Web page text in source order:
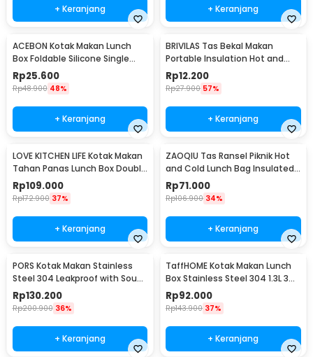
+ Keranjang + Keranjang
ACEBON Kotak Makan Lunch
Box Foldable Silicone Single
Layer 550ml - ACB55
Rp25.600
Rp48.900 48%
+ Keranjang
BRIVILAS Tas Bekal Makan
Portable Insulation Hot and
Cold Lunch Bag - EI23
Rp12.200
Rp27.900 57%
+ Keranjang
LOVE KITCHEN LIFE Kotak Makan
Tahan Panas Lunch Box Double
Layer - YM8686/YM9645
Rp109.000
Rp172.900 37%
+ Keranjang
ZAOQIU Tas Ransel Piknik Hot
and Cold Lunch Bag Insulated
Backpack - YY29
Rp71.000
Rp106.900 34%
+ Keranjang
PORS Kotak Makan Stainless
Steel 304 Leakproof with Soup
Bowl 5 Grid - P-5
Rp130.200
Rp200.900 36%
+ Keranjang
TaffHOME Kotak Makan Lunch
Box Stainless Steel 304 1.3L 3
Grid - U-4
Rp92.000
Rp143.900 37%
+ Keranjang